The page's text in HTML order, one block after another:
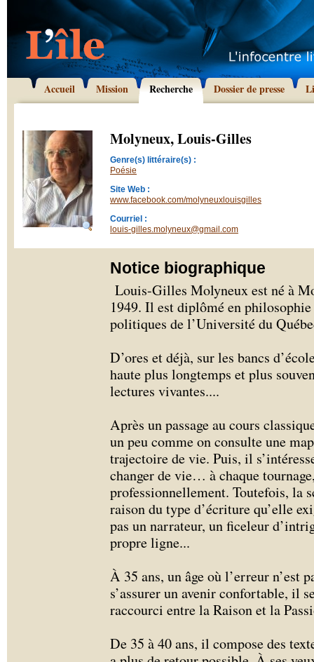
Accueil Mission Recherche Dossier de presse
Molyneux, Louis-Gilles
Genre(s) littéraire(s) :
Poésie
Site Web :
www.facebook.com/molyneuxlouisgilles
Courriel :
louis-gilles.molyneux@gmail.com
Notice biographique
Louis-Gilles Molyneux est né à
1949. Il est diplômé en
politiques de l’Université du
D’ores et déjà, sur les bancs
haute plus longtemps et plus
lectures vivantes....
Après un passage au cours
un peu comme on consulte une
trajectoire de vie. Puis, il
changer de vie… à chaque
professionnellement. Toutefois, la
raison du type d’écriture qu’elle
pas un narrateur, un ficeleur
propre ligne...
À 35 ans, un âge où l’erreur n’est
s’assurer un avenir confortable, il
raccourci entre la Raison et la
De 35 à 40 ans, il compose des